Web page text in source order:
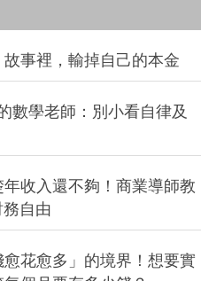
事裡，輸掉自己的本金
數學老師：別小看自律及
收入還不夠！商業導師教
自由
花愈多」的境界！想要實